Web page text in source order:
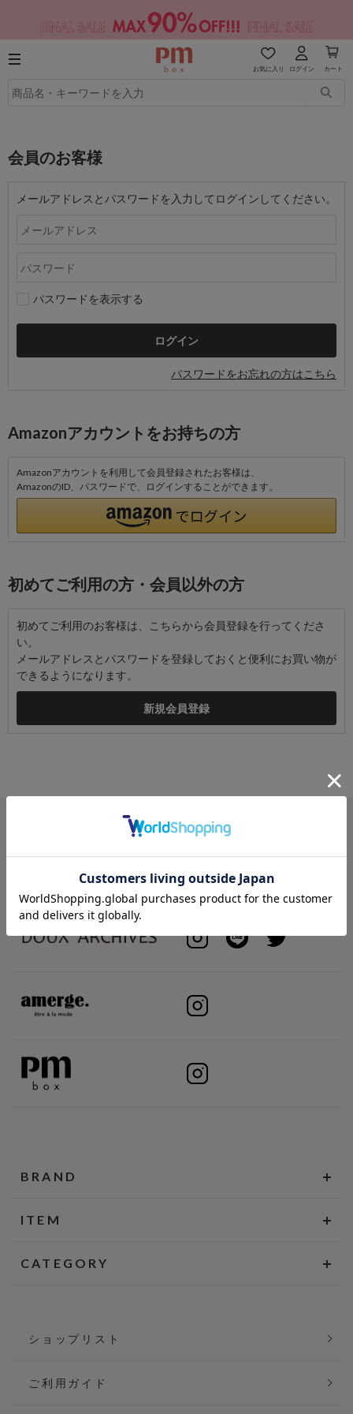
お気に入り ログイン カート
会員のお客様
メールアドレスとパスワードを入力してログインしてください。
パスワードを表示する
パスワードをお忘れの方はこちら
Amazonアカウントをお持ちの方
Amazonアカウントを利用して会員登録されたお客様は、
AmazonのID、パスワードで、ログインすることができます。
初めてご利用の方・会員以外の方
初めてご利用のお客様は、こちらから会員登録を行ってくださ
い。
メールアドレスとパスワードを登録しておくと便利にお買い物が
できるようになります。
BRAND
ITEM
CATEGORY
ショップリスト
ご利用ガイド